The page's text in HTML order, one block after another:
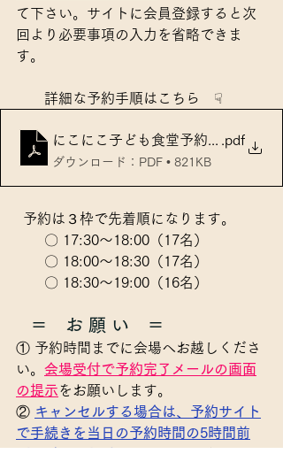
て下さい。サイトに会員登録すると次
回より必要事項の入力を省略できま
す。
詳細な予約手順はこちら　☟
にこにこ子ども食堂予約方法.pdf
ダウンロード：PDF • 821KB
予約は３枠で先着順になります。
〇 17:30～18:00（17名）
〇 18:00～18:30（17名）
〇 18:30～19:00（16名）
＝　お 願 い　＝
① 予約時間までに会場へお越しくださ
い。 会場受付で予約完了メールの画面
の提示をお願いします。
② キャンセルする場合は、予約サイト
で手続きを当日の予約時間の5時間前